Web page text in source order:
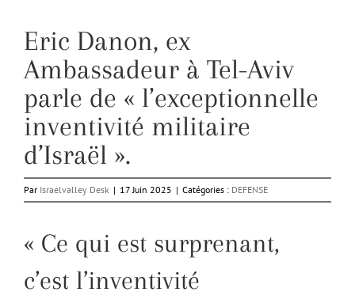
Eric Danon, ex
Ambassadeur à Tel-Aviv
parle de « l’exceptionnelle
inventivité militaire
d’Israël ».
Par Israelvalley Desk | 17 Juin 2025 | Catégories : DEFENSE
« Ce qui est surprenant,
c’est l’inventivité